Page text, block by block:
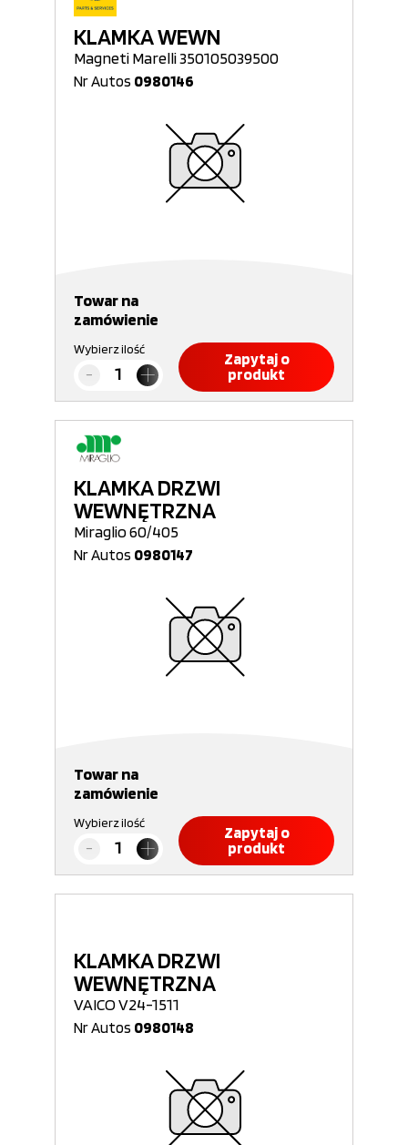
KLAMKA WEWN
Magneti Marelli 350105039500
Nr Autos 0980146
Towar na
zamówienie
Wybierz ilość
Zapytaj o
produkt
KLAMKA DRZWI
WEWNĘTRZNA
Miraglio 60/405
Nr Autos 0980147
Towar na
zamówienie
Wybierz ilość
Zapytaj o
produkt
KLAMKA DRZWI
WEWNĘTRZNA
VAICO V24-1511
Nr Autos 0980148